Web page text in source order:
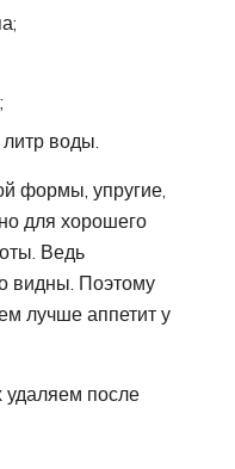
воды.
формы, упругие,
для хорошего
Ведь
видны. Поэтому
лучше аппетит у
после